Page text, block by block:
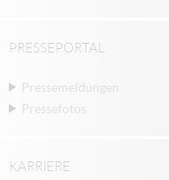
PRESSEPORTAL
Pressemeldungen
Pressefotos
KARRIERE